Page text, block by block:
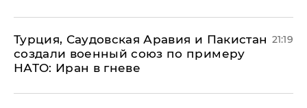
Турция, Саудовская Аравия и Пакистан
создали военный союз по примеру
НАТО: Иран в гневе
21:19